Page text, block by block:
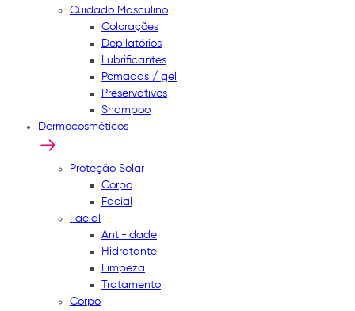
Cuidado Masculino
Colorações
Depilatórios
Lubrificantes
Pomadas / gel
Preservativos
Shampoo
Dermocosméticos
Proteção Solar
Corpo
Facial
Facial
Anti-idade
Hidratante
Limpeza
Tratamento
Corpo